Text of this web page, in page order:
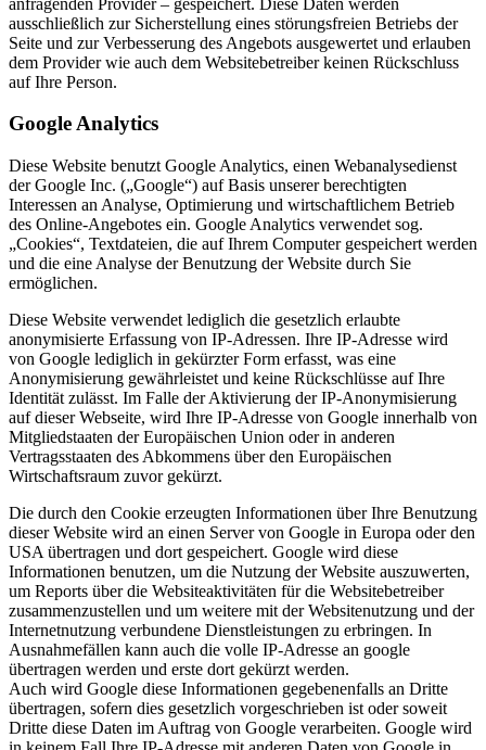
ausschließlich zur Sicherstellung eines störungsfreien Betriebs der
Seite und zur Verbesserung des Angebots ausgewertet und erlauben
dem Provider wie auch dem Websitebetreiber keinen Rückschluss
auf Ihre Person.
Google Analytics
Diese Website benutzt Google Analytics, einen Webanalysedienst
der Google Inc. („Google“) auf Basis unserer berechtigten
Interessen an Analyse, Optimierung und wirtschaftlichem Betrieb
des Online-Angebotes ein. Google Analytics verwendet sog.
„Cookies“, Textdateien, die auf Ihrem Computer gespeichert werden
und die eine Analyse der Benutzung der Website durch Sie
ermöglichen.
Diese Website verwendet lediglich die gesetzlich erlaubte
anonymisierte Erfassung von IP-Adressen. Ihre IP-Adresse wird
von Google lediglich in gekürzter Form erfasst, was eine
Anonymisierung gewährleistet und keine Rückschlüsse auf Ihre
Identität zulässt. Im Falle der Aktivierung der IP-Anonymisierung
auf dieser Webseite, wird Ihre IP-Adresse von Google innerhalb von
Mitgliedstaaten der Europäischen Union oder in anderen
Vertragsstaaten des Abkommens über den Europäischen
Wirtschaftsraum zuvor gekürzt.
Die durch den Cookie erzeugten Informationen über Ihre Benutzung
dieser Website wird an einen Server von Google in Europa oder den
USA übertragen und dort gespeichert. Google wird diese
Informationen benutzen, um die Nutzung der Website auszuwerten,
um Reports über die Websiteaktivitäten für die Websitebetreiber
zusammenzustellen und um weitere mit der Websitenutzung und der
Internetnutzung verbundene Dienstleistungen zu erbringen. In
Ausnahmefällen kann auch die volle IP-Adresse an google
übertragen werden und erste dort gekürzt werden.
Auch wird Google diese Informationen gegebenenfalls an Dritte
übertragen, sofern dies gesetzlich vorgeschrieben ist oder soweit
Dritte diese Daten im Auftrag von Google verarbeiten. Google wird